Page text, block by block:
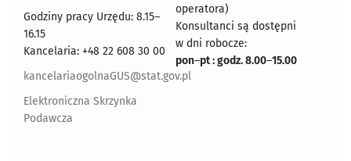
Godziny pracy Urzędu: 8.15–
16.15
Kancelaria: +48 22 608 30 00
kancelariaogolnaGUS@stat.gov.pl
Elektroniczna Skrzynka
Podawcza
operatora)
Konsultanci są dostępni
w dni robocze:
pon–pt : godz. 8.00–15.00